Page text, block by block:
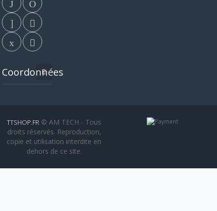
Coordonnées
TTSHOP.FR © AM TECH - Tous
droits réservés. Reproduction,
copie et utilisation interdite en
dehors de ce site.